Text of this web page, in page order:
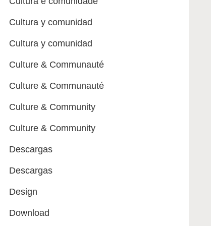
Cultura y comunidad
Cultura y comunidad
Culture & Communauté
Culture & Communauté
Culture & Community
Culture & Community
Descargas
Descargas
Design
Download